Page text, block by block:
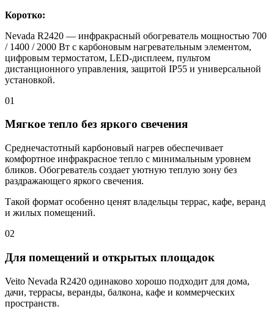
Коротко:
Nevada R2420 — инфракрасный обогреватель мощностью 700
/ 1400 / 2000 Вт с карбоновым нагревательным элементом,
цифровым термостатом, LED-дисплеем, пультом
дистанционного управления, защитой IP55 и универсальной
установкой.
01
Мягкое тепло без яркого свечения
Среднечастотный карбоновый нагрев обеспечивает
комфортное инфракрасное тепло с минимальным уровнем
бликов. Обогреватель создает уютную теплую зону без
раздражающего яркого свечения.
Такой формат особенно ценят владельцы террас, кафе, веранд
и жилых помещений.
02
Для помещений и открытых площадок
Veito Nevada R2420 одинаково хорошо подходит для дома,
дачи, террасы, веранды, балкона, кафе и коммерческих
пространств.